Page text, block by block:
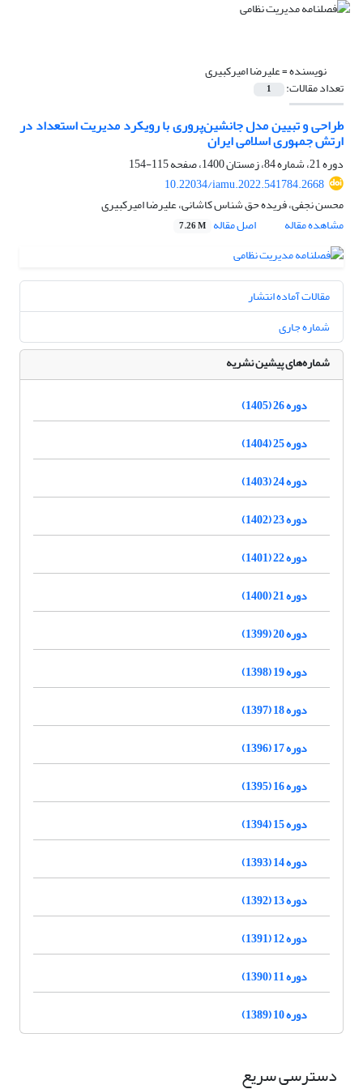
نویسنده =علیرضا امیرکبیری
تعداد مقالات: 1
طراحی و تبیین مدل جانشین‌پروری با رویکرد مدیریت استعداد در
ارتش جمهوری اسلامی ایران
دوره 21، شماره 84، زمستان 1400، صفحه
115-154
10.22034/iamu.2022.541784.2668
محسن نجفی، فریده حق شناس کاشانی، علیرضا امیرکبیری
مشاهده مقاله
اصل مقاله 7.26 M
مقالات آماده انتشار
شماره جاری
شماره‌های پیشین نشریه
دوره 26 (1405)
دوره 25 (1404)
دوره 24 (1403)
دوره 23 (1402)
دوره 22 (1401)
دوره 21 (1400)
دوره 20 (1399)
دوره 19 (1398)
دوره 18 (1397)
دوره 17 (1396)
دوره 16 (1395)
دوره 15 (1394)
دوره 14 (1393)
دوره 13 (1392)
دوره 12 (1391)
دوره 11 (1390)
دوره 10 (1389)
دسترسی سریع